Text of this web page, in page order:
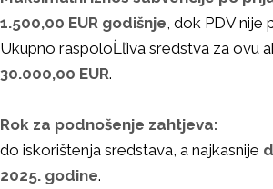
1.500,00 EUR godišnje, dok PDV nije
Ukupno raspoloĹľiva sredstva za ovu
30.000,00 EUR.
Rok za podnošenje zahtjeva:
do iskorištenja sredstava, a najkasnije
2025. godine.